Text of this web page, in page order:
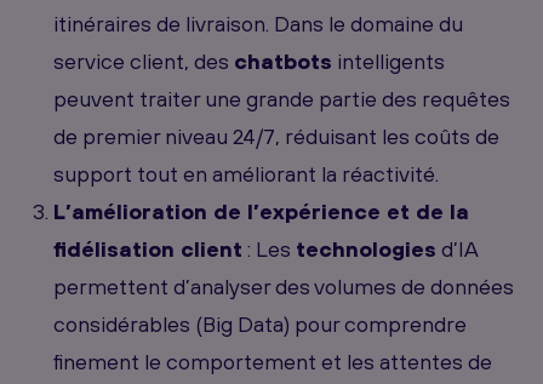
itinéraires de livraison. Dans le domaine du
service client, des chatbots intelligents
peuvent traiter une grande partie des requêtes
de premier niveau 24/7, réduisant les coûts de
support tout en améliorant la réactivité.
L’amélioration de l’expérience et de la
fidélisation client : Les technologies d’IA
permettent d’analyser des volumes de données
considérables (Big Data) pour comprendre
finement le comportement et les attentes de